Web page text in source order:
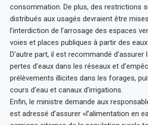
consommation. De plus, des restrictions
distribués aux usagés devraient être
l’interdiction de l’arrosage des espaces
voies et places publiques à partir des
D’autre part, il est recommandé d’assurer
pertes d’eaux dans les réseaux et
prélèvements illicites dans les forages,
cours d’eau et canaux d’irrigations.
Enfin, le ministre demande aux
est adressé d’assurer «l’alimentation en